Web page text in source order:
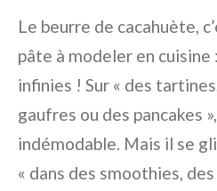
Le beurre de cacahuète,
pâte à modeler en
infinies ! Sur « des
gaufres ou des pancakes
indémodable. Mais il se
« dans des smoothies,